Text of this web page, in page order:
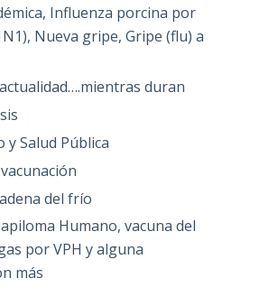
Influenza porcina por
Nueva gripe, Gripe (flu) a
duran
y Salud Pública
del frío
Humano, vacuna del
por VPH y alguna
más